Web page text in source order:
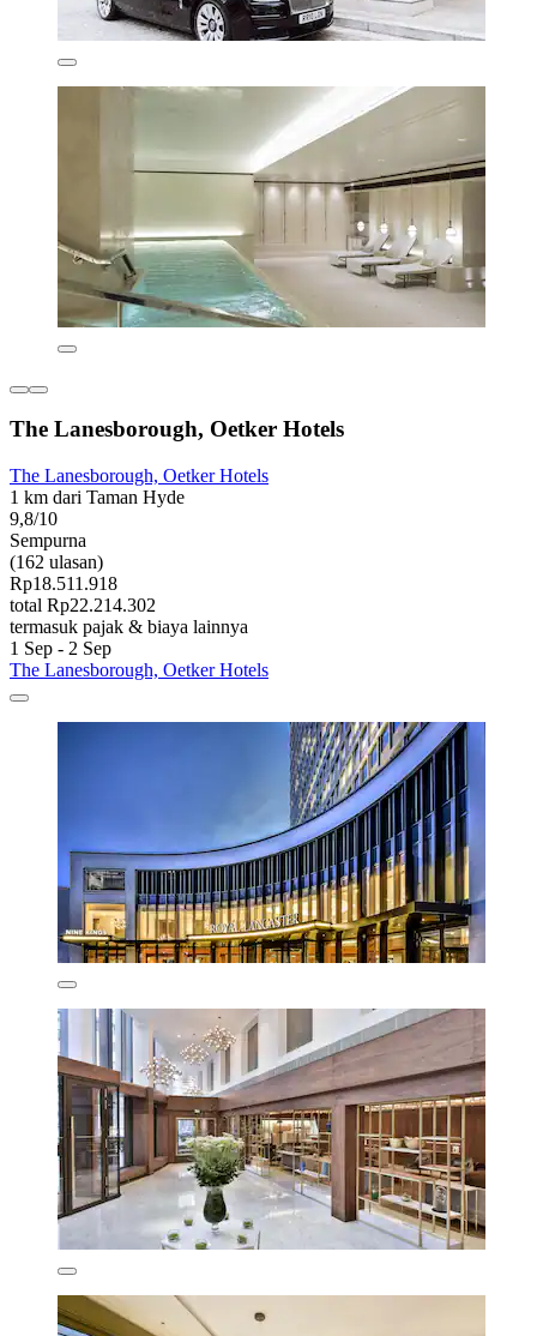
The Lanesborough, Oetker Hotels
The Lanesborough, Oetker Hotels
1 km dari Taman Hyde
9,8/10
Sempurna
(162 ulasan)
Rp18.511.918
total Rp22.214.302
termasuk pajak & biaya lainnya
1 Sep - 2 Sep
The Lanesborough, Oetker Hotels